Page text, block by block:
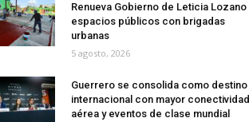
Renueva Gobierno de Leticia Lozano
espacios públicos con brigadas
urbanas
5 agosto, 2026
Guerrero se consolida como destino
internacional con mayor conectividad
aérea y eventos de clase mundial